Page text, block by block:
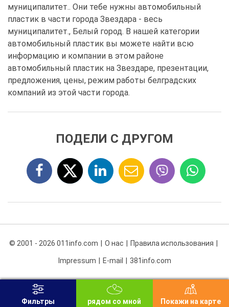
муниципалитет.. Они тебе нужны автомобильный
пластик в части города Звездара - весь
муниципалитет., Белый город. В нашей категории
автомобильный пластик вы можете найти всю
информацию и компании в этом районе
автомобильный пластик на Звездаре, презентации,
предложения, цены, режим работы белградских
компаний из этой части города.
ПОДЕЛИ С ДРУГОМ
© 2001 - 2026 011info.com О нас Правила использования
Impressum E-mail 381info.com
Фильтры рядом со мной Покажи на карте